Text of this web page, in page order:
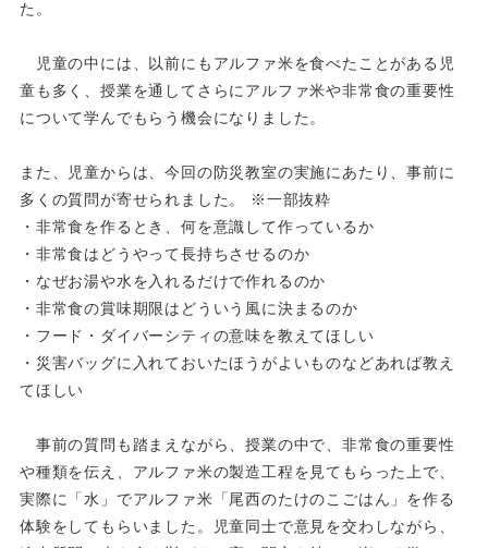
た。
児童の中には、以前にもアルファ米を食べたことがある児
童も多く、授業を通してさらにアルファ米や非常食の重要性
について学んでもらう機会になりました。
また、児童からは、今回の防災教室の実施にあたり、事前に
多くの質問が寄せられました。 ※一部抜粋
・非常食を作るとき、何を意識して作っているか
・非常食はどうやって長持ちさせるのか
・なぜお湯や水を入れるだけで作れるのか
・非常食の賞味期限はどういう風に決まるのか
・フード・ダイバーシティの意味を教えてほしい
・災害バッグに入れておいたほうがよいものなどあれば教え
てほしい
事前の質問も踏まえながら、授業の中で、非常食の重要性
や種類を伝え、アルファ米の製造工程を見てもらった上で、
実際に「水」でアルファ米「尾西のたけのこごはん」を作る
体験をしてもらいました。児童同士で意見を交わしなが ら、